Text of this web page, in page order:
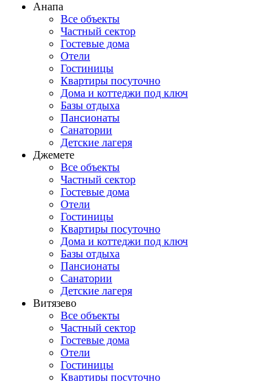
Анапа
Все объекты
Частный сектор
Гостевые дома
Отели
Гостиницы
Квартиры посуточно
Дома и коттеджи под ключ
Базы отдыха
Пансионаты
Санатории
Детские лагеря
Джемете
Все объекты
Частный сектор
Гостевые дома
Отели
Гостиницы
Квартиры посуточно
Дома и коттеджи под ключ
Базы отдыха
Пансионаты
Санатории
Детские лагеря
Витязево
Все объекты
Частный сектор
Гостевые дома
Отели
Гостиницы
Квартиры посуточно